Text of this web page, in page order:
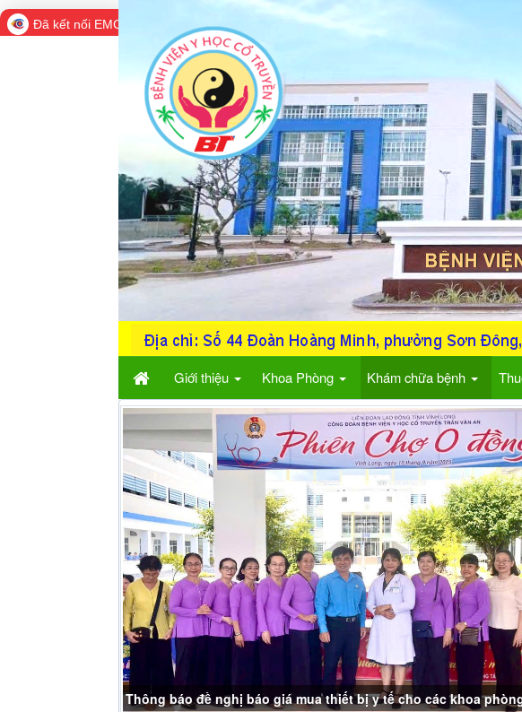
Giới thiệu Khoa Phòng Khám chữa bệnh
Thông báo đề nghị báo giá mua thiết bị y tế cho các khoa
THÔNG BÁO NGHĨ LỄ GIỖ TỔ HÙNG VƯƠNG
Đã kết nối EMC